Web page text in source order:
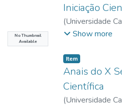
No Thumbnail
Available
Iniciação
(Universidade
08-27)UCSAL,
Show more
Item type:
Item,
Anais do X
Científica
(Universidade